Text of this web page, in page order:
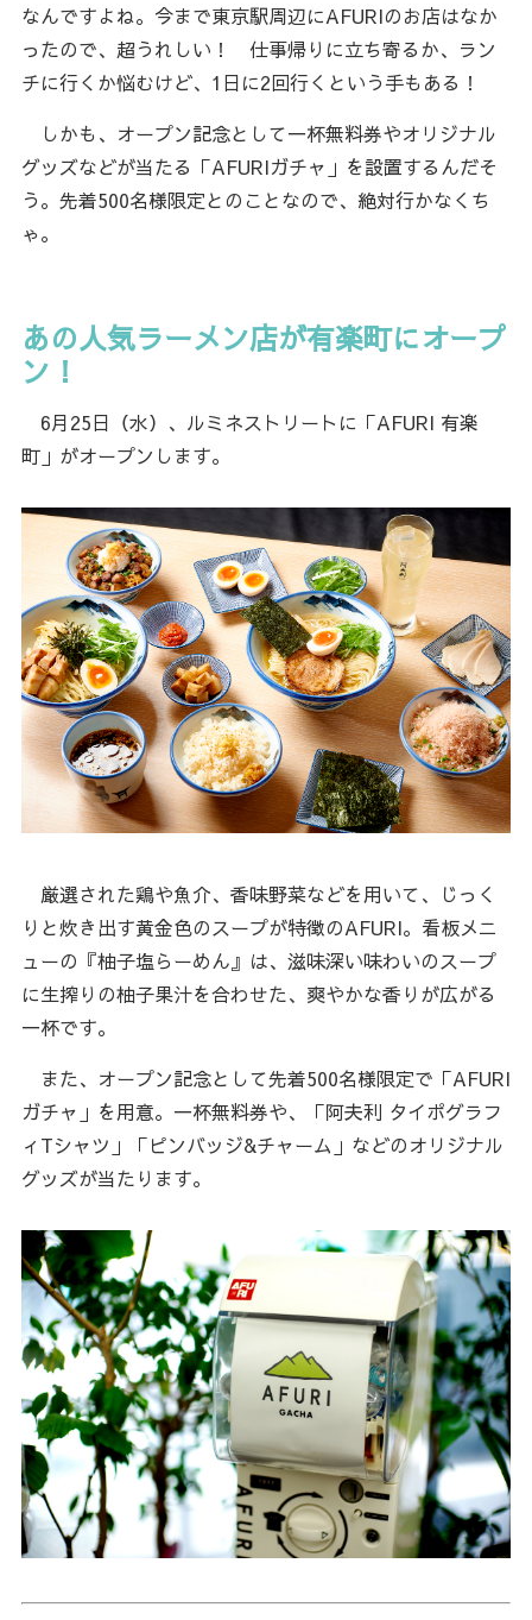
なんですよね。今まで東京駅周辺にAFURIのお店はなか
ったので、超うれしい！ 仕事帰りに立ち寄るか、ラン
チに行くか悩むけど、1日に2回行くという手もある！
しかも、オープン記念として一杯無料券やオリジナル
グッズなどが当たる「AFURIガチャ」を設置するんだそ
う。先着500名様限定とのことなので、絶対行かなくち
ゃ。
あの人気ラーメン店が有楽町にオープ
ン！
6月25日（水）、ルミネストリートに「AFURI 有楽
町」がオープンします。
厳選された鶏や魚介、香味野菜などを用いて、じっく
りと炊き出す黄金色のスープが特徴のAFURI。看板メニ
ューの『柚子塩らーめん』は、滋味深い味わいのスープ
に生搾りの柚子果汁を合わせた、爽やかな香りが広がる
一杯です。
また、オープン記念として先着500名様限定で「AFURI
ガチャ」を用意。一杯無料券や、「阿夫利 タイポグラフ
ィTシャツ」「ピンバッジ&チャーム」などのオリジナル
グッズが当たります。